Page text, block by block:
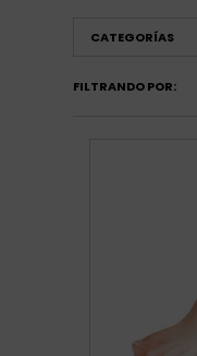
CATEGORÍAS
FILTRANDO POR: